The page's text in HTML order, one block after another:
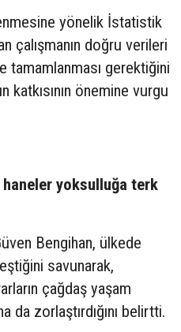
yönelik İstatistik
çalışmanın doğru verileri
tamamlanması gerektiğini
katkısının önemine vurgu
yoksulluğa terk
Bengihan, ülkede
savunarak,
çağdaş yaşam
da zorlaştırdığını belirtti.